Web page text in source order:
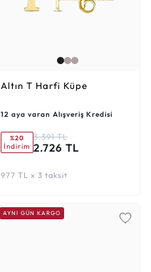
Altın T Harfi Küpe
12 aya varan Alışveriş Kredisi
%20
İndirim
3.391 TL
2.726 TL
977 TL x 3 taksit
AYNI GÜN KARGO